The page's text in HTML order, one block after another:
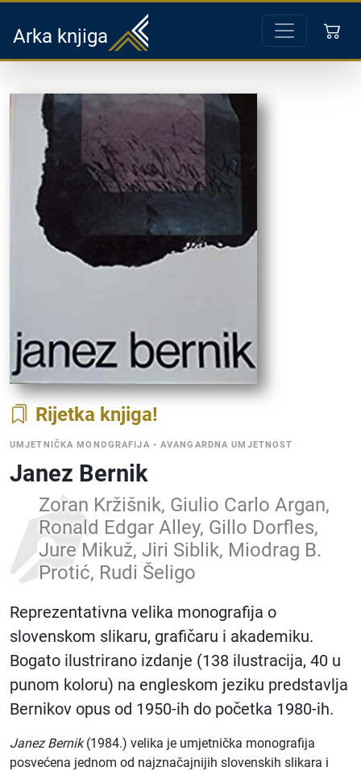
Arka knjiga
Rijetka knjiga
UMJETNIČKA MONOGRAFIJA •AVANGARDNA UMJETNOST
Janez Bernik
Zoran Kržišnik, Giulio Carlo Argan,
Ronald Edgar Alley, Gillo Dorfles,
Jure Mikuž, Jiri Siblik, Miodrag B.
Protić, Rudi Šeligo
Reprezentativna velika monografija o
slovenskom slikaru, grafičaru i akademiku.
Bogato ilustrirano izdanje (138 ilustracija, 40 u
punom koloru) na engleskom jeziku predstavlja
Bernikov opus od 1950-ih do početka 1980-ih.
Janez Bernik(1984.) velika je umjetnička monografija
posvećena jednom od najznačajnijih slovenskih slikara i